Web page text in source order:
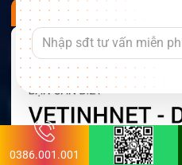
BÁO CHÍ NÓI
0386.001.001